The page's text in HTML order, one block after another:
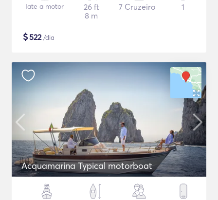
Iate a motor
26 ft
8 m
7 Cruzeiro 1
$522/dia
Acquamarina Typical motorboat